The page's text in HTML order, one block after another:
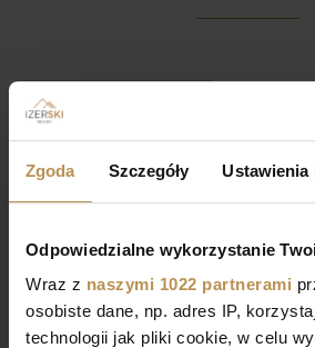
Zgoda Szczegóły Ustawienia
Odpowiedzialne wykorzystanie
Wraz z naszymi 1022 partnerami
osobiste dane, np. adres IP,
technologii jak pliki cookie, w celu
D.00.12
2